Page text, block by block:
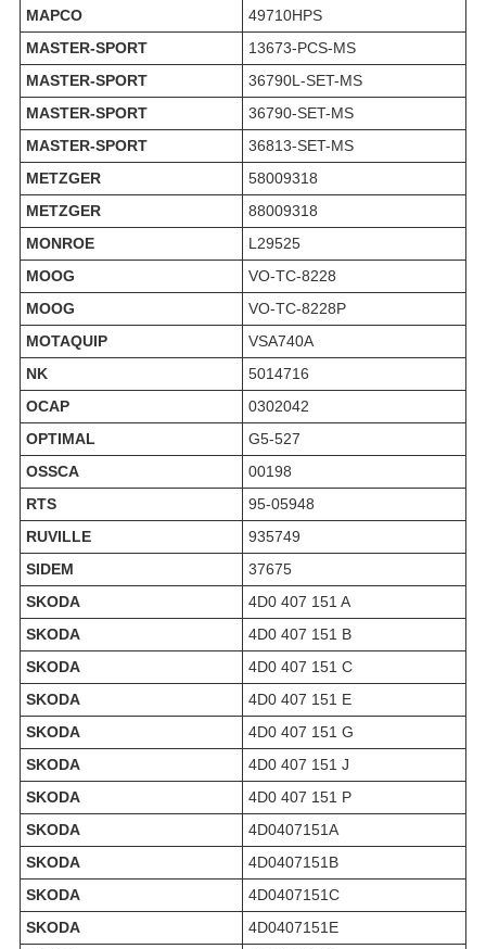
MAPCO
49710HPS
MASTER-SPORT
13673-PCS-MS
MASTER-SPORT
36790L-SET-MS
MASTER-SPORT
36790-SET-MS
MASTER-SPORT
36813-SET-MS
METZGER
58009318
METZGER
88009318
MONROE
L29525
MOOG
VO-TC-8228
MOOG
VO-TC-8228P
MOTAQUIP
VSA740A
NK
5014716
OCAP
0302042
OPTIMAL
G5-527
OSSCA
00198
RTS
95-05948
RUVILLE
935749
SIDEM
37675
SKODA
4D0 407 151 A
SKODA
4D0 407 151 B
SKODA
4D0 407 151 C
SKODA
4D0 407 151 E
SKODA
4D0 407 151 G
SKODA
4D0 407 151 J
SKODA
4D0 407 151 P
SKODA
4D0407151A
SKODA
4D0407151B
SKODA
4D0407151C
SKODA
4D0407151E